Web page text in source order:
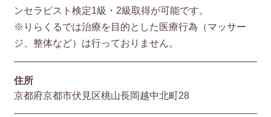
ンセラピスト検定1級・2級取得が可能です。
※りらくるでは治療を目的とした医療行為（マッサー
ジ、整体など）は行っておりません。
住所
京都府京都市伏見区桃山長岡越中北町28